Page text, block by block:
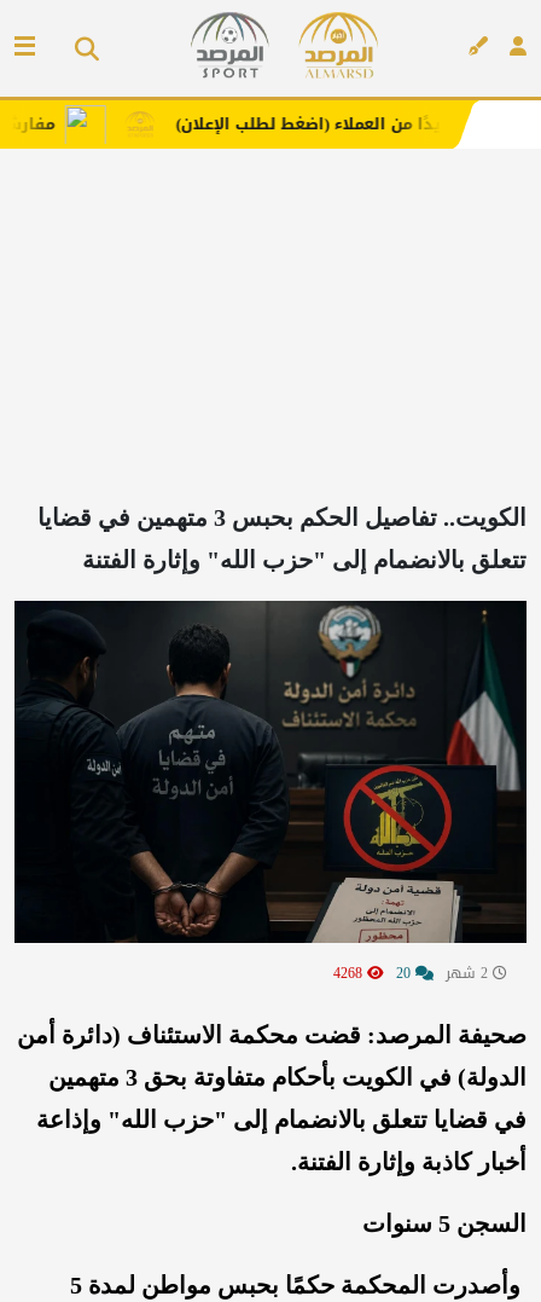
مفارش فندورا من العملاء (اضغط لطلب الإعلان)
الكويت.. تفاصيل الحكم بحبس 3 متهمين في قضايا
تتعلق بالانضمام إلى "حزب الله" وإثارة الفتنة
صحيفة المرصد: قضت محكمة الاستئناف (دائرة أمن
الدولة) في الكويت بأحكام متفاوتة بحق 3 متهمين
في قضايا تتعلق بالانضمام إلى "حزب الله" وإذاعة
أخبار كاذبة وإثارة الفتنة.
السجن 5 سنوات
وأصدرت المحكمة حكمًا بحبس مواطن لمدة 5